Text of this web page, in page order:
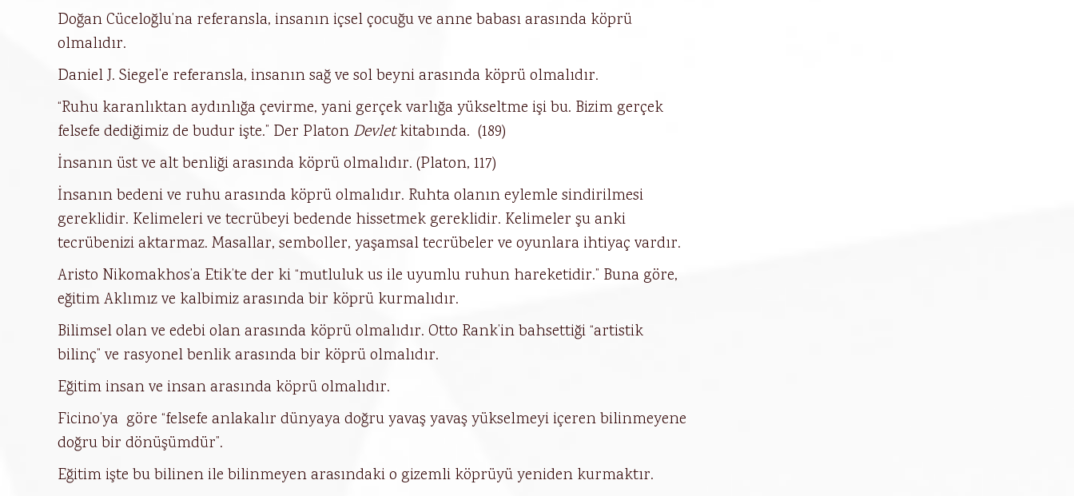
Doğan Cüceloğlu’na referansla, insanın içsel çocuğu ve anne babası arasında köprü
olmalıdır.
Daniel J. Siegel’e referansla, insanın sağ ve sol beyni arasında köprü olmalıdır.
“Ruhu karanlıktan aydınlığa çevirme, yani gerçek varlığa yükseltme işi bu. Bizim gerçek
felsefe dediğimiz de budur işte.” Der Platon Devletkitabında. (189)
İnsanın üst ve alt benliği arasında köprü olmalıdır. (Platon, 117)
İnsanın bedeni ve ruhu arasında köprü olmalıdır. Ruhta olanın eylemle sindirilmesi
gereklidir. Kelimeleri ve tecrübeyi bedende hissetmek gereklidir. Kelimeler şu anki
tecrübenizi aktarmaz. Masallar, semboller, yaşamsal tecrübeler ve oyunlara ihtiyaç vardır.
Aristo Nikomakhos’a Etik’te der ki “mutluluk us ile uyumlu ruhun hareketidir.” Buna göre,
eğitim Aklımız ve kalbimiz arasında bir köprü kurmalıdır.
Bilimsel olan ve edebi olan arasında köprü olmalıdır. Otto Rank’in bahsettiği “artistik
bilinç” ve rasyonel benlik arasında bir köprü olmalıdır.
Eğitim insan ve insan arasında köprü olmalıdır.
Ficino’ya göre “felsefe anlakalır dünyaya doğru yavaş yavaş yükselmeyi içeren bilinmeyene
doğru bir dönüşümdür”.
Eğitim işte bu bilinen ile bilinmeyen arasındaki o gizemli köprüyü yeniden kurmaktır.